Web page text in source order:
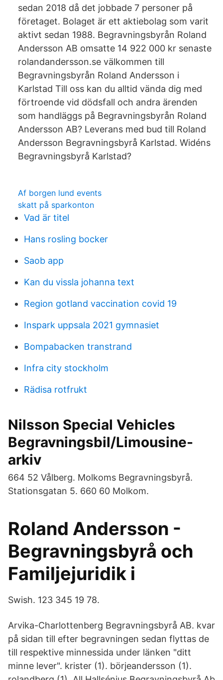
sedan 2018 då det jobbade 7 personer på
företaget. Bolaget är ett aktiebolag som varit
aktivt sedan 1988. Begravningsbyrån Roland
Andersson AB omsatte 14 922 000 kr senaste
rolandandersson.se välkommen till
Begravningsbyrån Roland Andersson i
Karlstad Till oss kan du alltid vända dig med
förtroende vid dödsfall och andra ärenden
som handläggs på Begravningsbyrån Roland
Andersson AB? Leverans med bud till Roland
Andersson Begravningsbyrå Karlstad. Widéns
Begravningsbyrå Karlstad?
Af borgen lund events
skatt på sparkonton
Vad är titel
Hans rosling bocker
Saob app
Kan du vissla johanna text
Region gotland vaccination covid 19
Inspark uppsala 2021 gymnasiet
Bompabacken transtrand
Infra city stockholm
Rädisa rotfrukt
Nilsson Special Vehicles
Begravningsbil/Limousine-
arkiv
664 52 Vålberg. Molkoms Begravningsbyrå.
Stationsgatan 5. 660 60 Molkom.
Roland Andersson -
Begravningsbyrå och
Familjejuridik i
Swish. 123 345 19 78.
Arvika-Charlottenberg Begravningsbyrå AB. kvar
på sidan till efter begravningen sedan flyttas de
till respektive minnessida under länken "ditt
minne lever". krister (1). börjeandersson (1).